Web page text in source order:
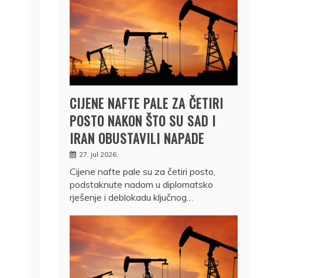
CIJENE NAFTE PALE ZA ČETIRI
POSTO NAKON ŠTO SU SAD I
IRAN OBUSTAVILI NAPADE
27. jul 2026.
Cijene nafte pale su za četiri posto,
podstaknute nadom u diplomatsko
rješenje i deblokadu ključnog…